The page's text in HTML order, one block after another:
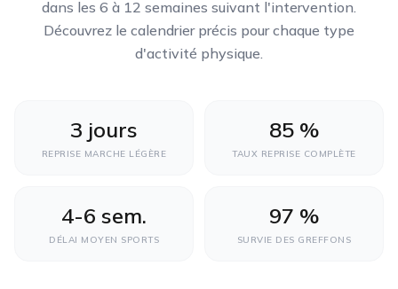
dans les 6 à 12 semaines suivant l'intervention.
Découvrez le calendrier précis pour chaque type
d'activité physique.
3 jours
REPRISE MARCHE LÉGÈRE
85 %
TAUX REPRISE COMPLÈTE
4-6 sem.
DÉLAI MOYEN SPORTS
97 %
SURVIE DES GREFFONS